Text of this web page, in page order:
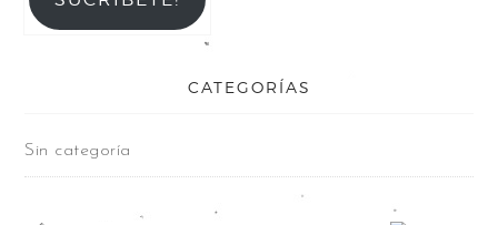
CATEGORÍAS
Sin categoría